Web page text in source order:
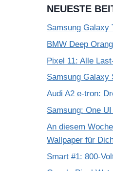
NEUESTE
Samsung Galaxy
BMW Deep
Pixel 11: Alle
Samsung Galaxy
Audi A2 e-tron:
Samsung: One
An diesem
Wallpaper für
Smart #1: 800-